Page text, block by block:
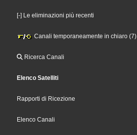
[-] Le eliminazioni più recenti
Canali temporaneamente in chiaro (7)
Ricerca Canali
Elenco Satelliti
Rapporti di Ricezione
Elenco Canali